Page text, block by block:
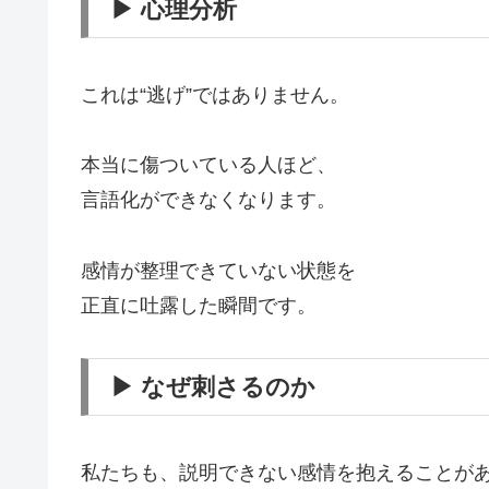
▶ 心理分析
これは“逃げ”ではありません。
本当に傷ついている人ほど、
言語化ができなくなります。
感情が整理できていない状態を
正直に吐露した瞬間です。
▶ なぜ刺さるのか
私たちも、説明できない感情を抱えることが